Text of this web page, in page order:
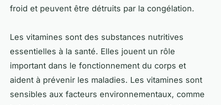
froid et peuvent être détruits par la congélation.
Les vitamines sont des substances nutritives
essentielles à la santé. Elles jouent un rôle
important dans le fonctionnement du corps et
aident à prévenir les maladies. Les vitamines sont
sensibles aux facteurs environnementaux, comme